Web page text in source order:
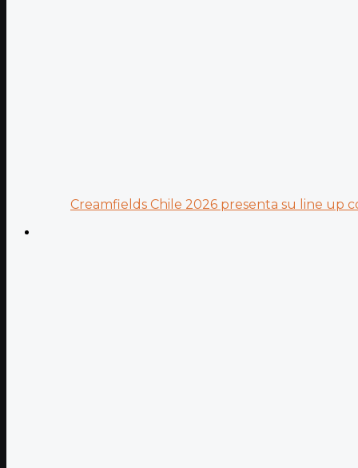
Creamfields Chile 2026 presenta su line up